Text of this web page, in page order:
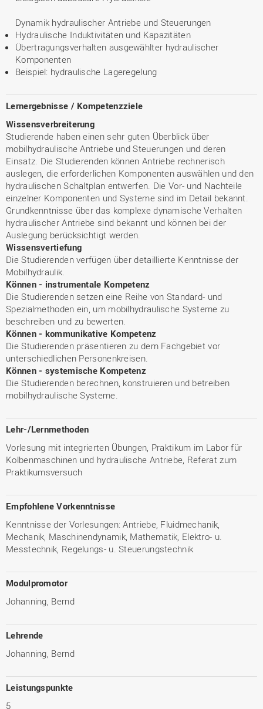
Dynamik hydraulischer Antriebe und Steuerungen
Hydraulische Induktivitäten und Kapazitäten
Übertragungsverhalten ausgewählter hydraulischer
Komponenten
Beispiel: hydraulische Lageregelung
Lernergebnisse / Kompetenzziele
Wissensverbreiterung
Studierende haben einen sehr guten Überblick über
mobilhydraulische Antriebe und Steuerungen und deren
Einsatz. Die Studierenden können Antriebe rechnerisch
auslegen, die erforderlichen Komponenten auswählen und den
hydraulischen Schaltplan entwerfen. Die Vor- und Nachteile
einzelner Komponenten und Systeme sind im Detail bekannt.
Grundkenntnisse über das komplexe dynamische Verhalten
hydraulischer Antriebe sind bekannt und können bei der
Auslegung berücksichtigt werden.
Wissensvertiefung
Die Studierenden verfügen über detaillierte Kenntnisse der
Mobilhydraulik.
Können - instrumentale Kompetenz
Die Studierenden setzen eine Reihe von Standard- und
Spezialmethoden ein, um mobilhydraulische Systeme zu
beschreiben und zu bewerten.
Können - kommunikative Kompetenz
Die Studierenden präsentieren zu dem Fachgebiet vor
unterschiedlichen Personenkreisen.
Können - systemische Kompetenz
Die Studierenden berechnen, konstruieren und betreiben
mobilhydraulische Systeme.
Lehr-/Lernmethoden
Vorlesung mit integrierten Übungen, Praktikum im Labor für
Kolbenmaschinen und hydraulische Antriebe, Referat zum
Praktikumsversuch
Empfohlene Vorkenntnisse
Kenntnisse der Vorlesungen: Antriebe, Fluidmechanik,
Mechanik, Maschinendynamik, Mathematik, Elektro- u.
Messtechnik, Regelungs- u. Steuerungstechnik
Modulpromotor
Johanning, Bernd
Lehrende
Johanning, Bernd
Leistungspunkte
5